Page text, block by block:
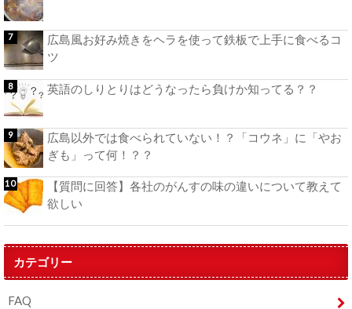
広島風お好み焼きをヘラを使って鉄板で上手に食べるコ
ツ
英語のしりとりはどうなったら負けか知ってる？？
広島以外では食べられていない！？「コウネ」に「やお
ぎも」って何！？？
【質問に回答】各社のがんすの味の違いについて教えて
欲しい
カテゴリー
FAQ